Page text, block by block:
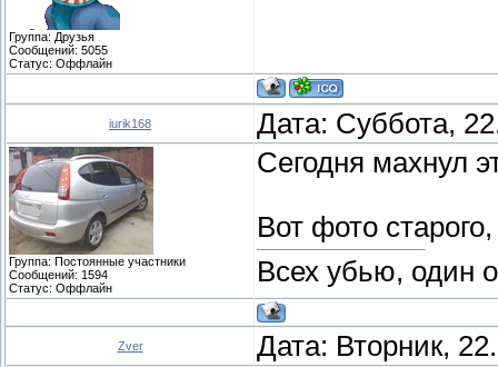
Группа: Друзья
Сообщений: 5055
Статус: Оффлайн
iurik168 Дата: Суббота,
Группа: Постоянные участники
Сообщений: 1594
Статус: Оффлайн
Сегодня махнул
Вот фото
Всех убью, один
Zver Дата: Вторник,